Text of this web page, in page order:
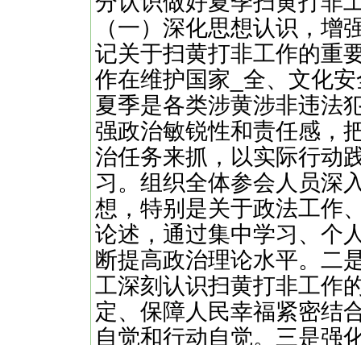
（一）深化思想认识，
记关于扫黄打非工作的重
作在维护国家_全、文化
夏季是各类涉黄涉非违法
强政治敏锐性和责任感，
治任务来抓，以实际行动
习。组织全体参会人员深
想，特别是关于政法工作
论述，通过集中学习、个
断提高政治理论水平。二
工深刻认识扫黄打非工作
定、保障人民幸福紧密结
自觉和行动自觉。三是强